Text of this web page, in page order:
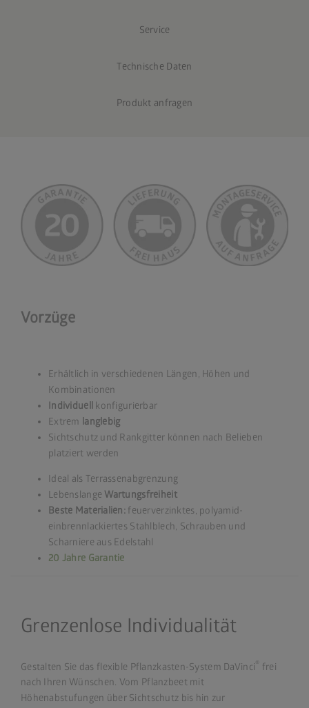
Service
Technische Daten
Produkt anfragen
Vorzüge
Erhältlich in verschiedenen Längen, Höhen und
Kombinationen
Individuell konfigurierbar
Extrem langlebig
Sichtschutz und Rankgitter können nach Belieben
platziert werden
Ideal als Terrassenabgrenzung
Lebenslange Wartungsfreiheit
Beste Materialien: feuerverzinktes, polyamid-
einbrennlackiertes Stahlblech, Schrauben und
Scharniere aus Edelstahl
20 Jahre Garantie
Grenzenlose Individualität
Gestalten Sie das flexible Pflanzkasten-System DaVinci ® frei
nach Ihren Wünschen. Vom Pflanzbeet mit
Höhenabstufungen über Sichtschutz bis hin zur